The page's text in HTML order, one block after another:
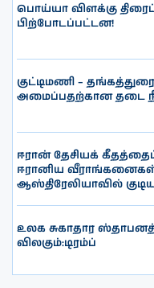
பொய்யா விளக்கு
பிற்போடப்பட்டன!
குட்டிமணி –
அமைப்பதற்கான தடை
ஈரான் தேசியக்
ஈரானிய
ஆஸ்திரேலியாவில்
உலக சுகாதார
விலகும்:டிரம்ப்